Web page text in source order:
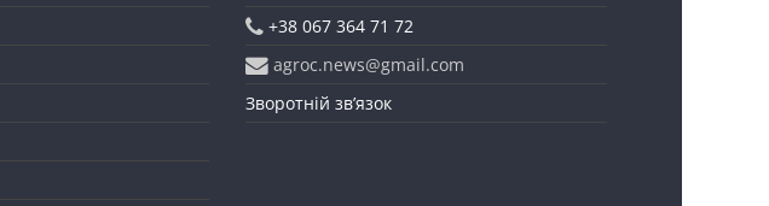
+38 067 364 71 72
agroc.news@gmail.com
Зворотній зв’язок